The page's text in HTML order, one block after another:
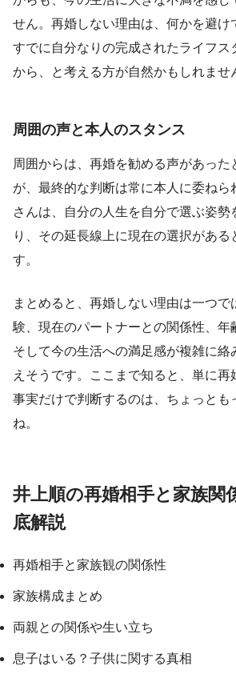
せん。再婚しない理由は、何かを避け
すでに自分なりの完成されたライフス
から、と考える方が自然かもしれませ
周囲の声と本人のスタンス
周囲からは、再婚を勧める声があった
が、最終的な判断は常に本人に委ねら
さんは、自分の人生を自分で選ぶ姿勢
り、その延長線上に現在の選択がある
す。
まとめると、再婚しない理由は一つで
験、現在のパートナーとの関係性、年
そして今の生活への満足感が複雑に絡
えそうです。ここまで知ると、単に再
事実だけで判断するのは、ちょっとも
ね。
井上順の再婚相手と家族関
底解説
再婚相手と家族観の関係性
家族構成まとめ
両親との関係や生い立ち
息子はいる？子供に関する真相